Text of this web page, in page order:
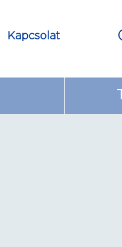
Kapcsolat